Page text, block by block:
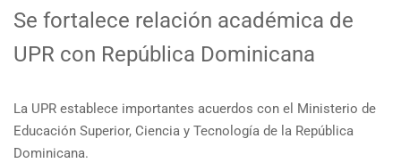
Se fortalece relación académica de
UPR con República Dominicana
La UPR establece importantes acuerdos con el Ministerio de
Educación Superior, Ciencia y Tecnología de la República
Dominicana.